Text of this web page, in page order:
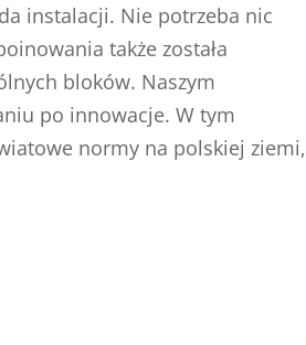
instalacji. Nie potrzeba nic
także została
bloków. Naszym
po innowacje. W tym
normy na polskiej ziemi,